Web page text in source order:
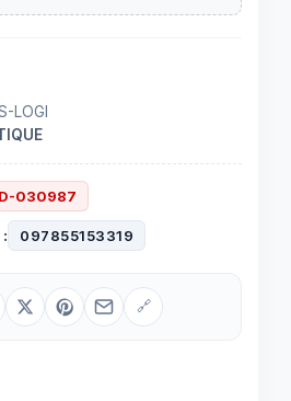
LOGI
030987
097855153319
🔗